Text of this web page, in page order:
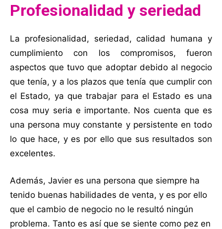
Profesionalidad y seriedad
La profesionalidad, seriedad, calidad humana y
cumplimiento con los compromisos, fueron
aspectos que tuvo que adoptar debido al negocio
que tenía, y a los plazos que tenía que cumplir con
el Estado, ya que trabajar para el Estado es una
cosa muy seria e importante. Nos cuenta que es
una persona muy constante y persistente en todo
lo que hace, y es por ello que sus resultados son
excelentes.
Además, Javier es una persona que siempre ha
tenido buenas habilidades de venta, y es por ello
que el cambio de negocio no le resultó ningún
problema. Tanto es así que se siente como pez en